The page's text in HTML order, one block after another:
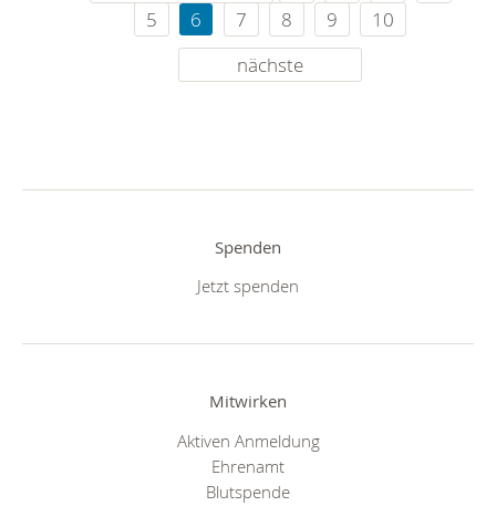
5
6 7 8 9
10
nächste
Spenden
Jetzt spenden
Mitwirken
Aktiven Anmeldung
Ehrenamt
Blutspende